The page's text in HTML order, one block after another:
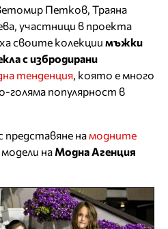
Петков, Траяна
участници в проекта
своите колекции мъжки
с избродирани
тенденция, която е много
голяма популярност в
намодните
на Модна Агенция